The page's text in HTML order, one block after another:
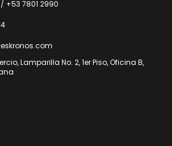
+53 7801 2990
Lamparilla No. 2, 1er Piso, Oficina B,